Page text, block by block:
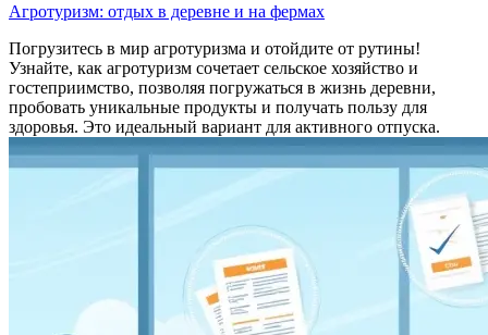
Агротуризм: отдых в деревне и на фермах
Погрузитесь в мир агротуризма и отойдите от рутины!
Узнайте, как агротуризм сочетает сельское хозяйство и
гостеприимство, позволяя погружаться в жизнь деревни,
пробовать уникальные продукты и получать пользу для
здоровья. Это идеальный вариант для активного отпуска.